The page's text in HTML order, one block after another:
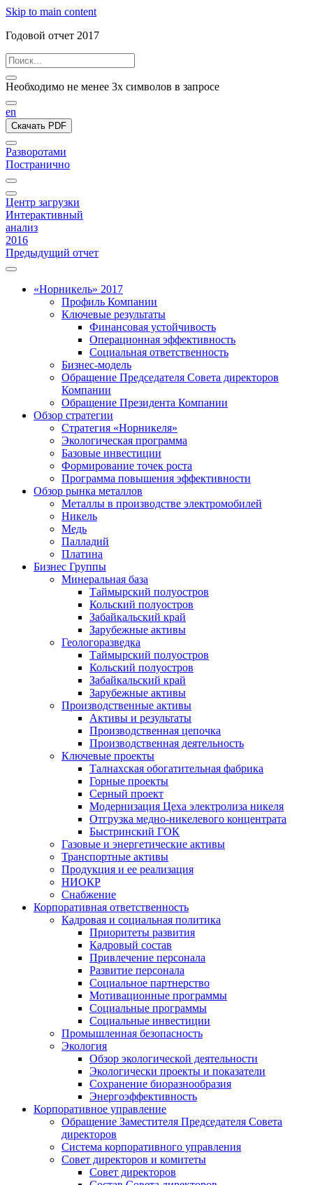
Skip to main content
Годовой отчет 2017
Необходимо не менее 3х символов в запросе
en
Скачать PDF
Разворотами
Постранично
Центр загрузки
Интерактивный
анализ
2016
Предыдущий отчет
«Норникель» 2017
Профиль Компании
Ключевые результаты
Финансовая устойчивость
Операционная эффективность
Социальная ответственность
Бизнес-модель
Обращение Председателя Совета директоров
Компании
Обращение Президента Компании
Обзор стратегии
Стратегия «Норникеля»
Экологическая программа
Базовые инвестиции
Формирование точек роста
Программа повышения эффективности
Обзор рынка металлов
Металлы в производстве электромобилей
Никель
Медь
Палладий
Платина
Бизнес Группы
Минеральная база
Таймырский полуостров
Кольский полуостров
Забайкальский край
Зарубежные активы
Геологоразведка
Таймырский полуостров
Кольский полуостров
Забайкальский край
Зарубежные активы
Производственные активы
Активы и результаты
Производственная цепочка
Производственная деятельность
Ключевые проекты
Талнахская обогатительная фабрика
Горные проекты
Серный проект
Модернизация Цеха электролиза никеля
Отгрузка медно-никелевого концентрата
Быстринский ГОК
Газовые и энергетические активы
Транспортные активы
Продукция и ее реализация
НИОКР
Снабжение
Корпоративная ответственность
Кадровая и социальная политика
Приоритеты развития
Кадровый состав
Привлечение персонала
Развитие персонала
Социальное партнерство
Мотивационные программы
Социальные программы
Социальные инвестиции
Промышленная безопасность
Экология
Обзор экологической деятельности
Экологически проекты и показатели
Сохранение биоразнообразия
Энергоэффективность
Корпоративное управление
Обращение Заместителя Председателя Совета
директоров
Система корпоративного управления
Совет директоров и комитеты
Совет директоров